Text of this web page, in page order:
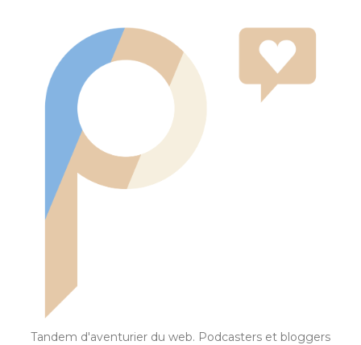
Tandem d'aventurier du web. Podcasters et bloggers